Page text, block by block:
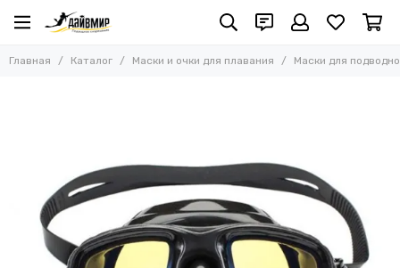
Маски и очки для плавания
Наборы: маска с трубкой
Наборы: маска, трубка, ласты
Аксессуары для масок
Маски со сменными линзами с диоптриями
Сменные линзы с диоптриями
Главная Каталог Маски и очки для плавания Маски для